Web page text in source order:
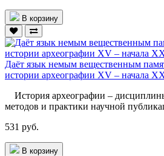
В корзину
Даёт язык немым вещественным
истории археографии XV – начала
История археографии –
методов и практики научной
531 руб.
В корзину